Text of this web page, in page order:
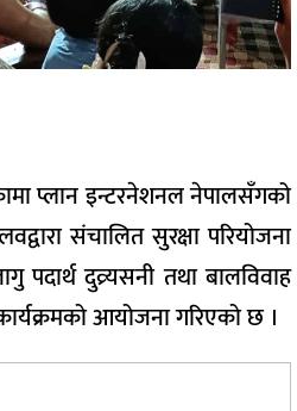
प्लान इन्टरनेशनल नेपालसँगको
संचालित सुरक्षा परियोजना
पदार्थ दुव्र्यसनी तथा बालविवाह
आयोजना गरिएको छ ।